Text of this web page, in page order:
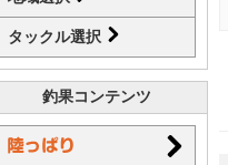
タックル選択
釣果コンテンツ